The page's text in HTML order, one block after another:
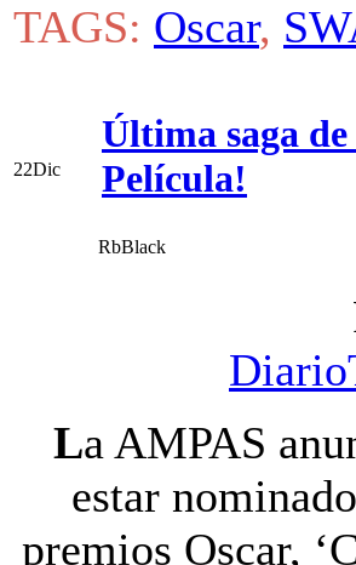
TAGS: Oscar,
22Dic
Última saga
Película!
RbBlack
La AMPAS
estar
premios Oscar,